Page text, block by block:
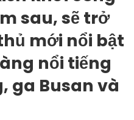
sau, sẽ trở
mới nổi bật
nổi tiếng
ga Busan và